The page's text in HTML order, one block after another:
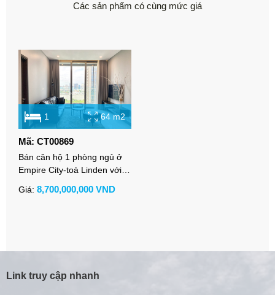
Các sản phẩm có cùng mức giá
1 64 m2
Mã: CT00869
Bán căn hộ 1 phòng ngủ ở
Empire City-toà Linden với
Giá: 8,700,000,000 VND
Link truy cập nhanh